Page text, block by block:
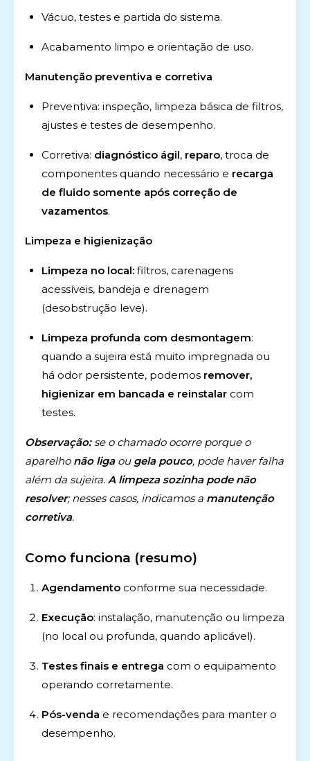
Vácuo, testes e partida do sistema.
Acabamento limpo e orientação de uso.
Manutenção preventiva e corretiva
Preventiva: inspeção, limpeza básica de filtros,
ajustes e testes de desempenho.
Corretiva: diagnóstico ágil, reparo, troca de
componentes quando necessário e recarga
de fluido somente após correção de
vazamentos.
Limpeza e higienização
Limpeza no local: filtros, carenagens
acessíveis, bandeja e drenagem
(desobstrução leve).
Limpeza profunda com desmontagem:
quando a sujeira está muito impregnada ou
há odor persistente, podemos remover,
higienizar em bancada e reinstalar com
testes.
Observação:se o chamado ocorre porque o
aparelho não ligaou gela pouco, pode haver falha
além da sujeira. A limpeza sozinha pode não
resolver; nesses casos, indicamos a manutenção
corretiva.
Como funciona (resumo)
Agendamento conforme sua necessidade.
Execução: instalação, manutenção ou limpeza
(no local ou profunda, quando aplicável).
Testes finais e entrega com o equipamento
operando corretamente.
Pós-venda e recomendações para manter o
desempenho.